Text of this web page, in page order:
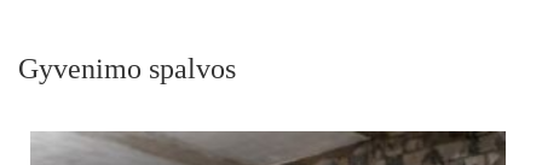
Gyvenimo spalvos